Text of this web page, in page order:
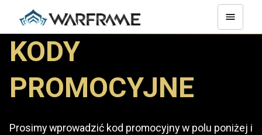
KODY
PROMOCYJNE
Prosimy wprowadzić kod promocyjny w polu poniżej i